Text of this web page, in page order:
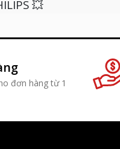
💥
đơn hàng từ 1